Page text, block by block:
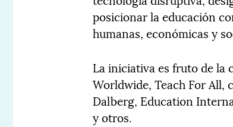
posicionar la educación
humanas, económicas y
La iniciativa es fruto de la
Worldwide, Teach For
Dalberg, Education
y otros.